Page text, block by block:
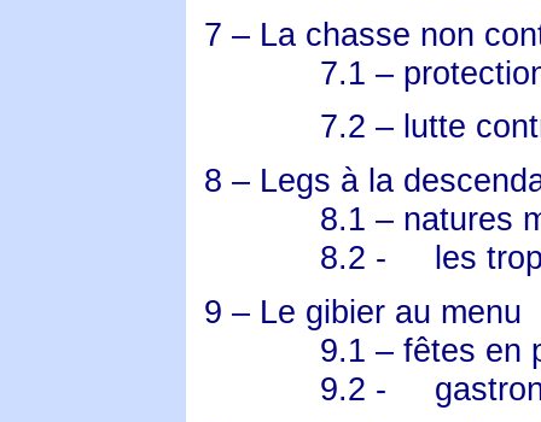
7 – La chasse non
7.1 –
7.2 – lutte
8 – Legs à la
8.1 – natures
8.2 -
les
9 – Le gibier au menu
9.1 – fêtes en
9.2 -